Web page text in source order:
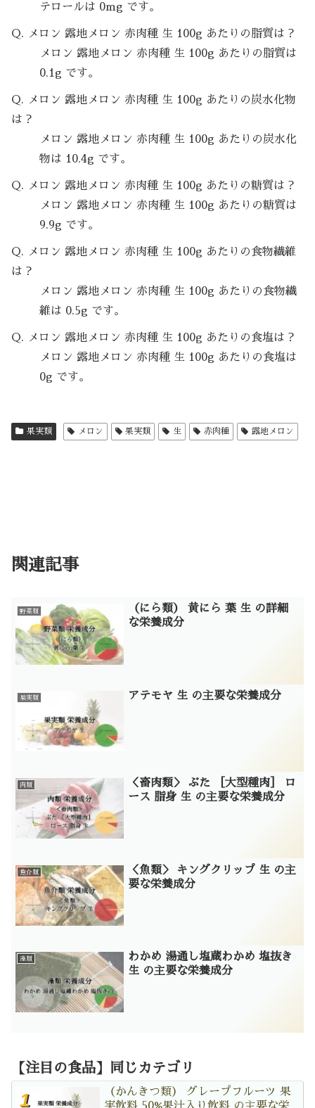
テロールは 0mg です。
Q. メロン 露地メロン 赤肉種 生 100g あたりの脂質は？
メロン 露地メロン 赤肉種 生 100g あたりの脂質は
0.1g です。
Q. メロン 露地メロン 赤肉種 生 100g あたりの炭水化物
は？
メロン 露地メロン 赤肉種 生 100g あたりの炭水化
物は 10.4g です。
Q. メロン 露地メロン 赤肉種 生 100g あたりの糖質は？
メロン 露地メロン 赤肉種 生 100g あたりの糖質は
9.9g です。
Q. メロン 露地メロン 赤肉種 生 100g あたりの食物繊維
は？
メロン 露地メロン 赤肉種 生 100g あたりの食物繊
維は 0.5g です。
Q. メロン 露地メロン 赤肉種 生 100g あたりの食塩は？
メロン 露地メロン 赤肉種 生 100g あたりの食塩は
0g です。
果実類 メロン 果実類 生 赤肉種 露地メロン
関連記事
野菜類
（にら類） 黄にら 葉 生 の詳細
な栄養成分
果実類 アテモヤ 生 の主要な栄養成分
肉類
＜畜肉類＞ ぶた ［大型種肉］ ロ
ース 脂身 生 の主要な栄養成分
魚介類
＜魚類＞ キングクリップ 生 の主
要な栄養成分
藻類
わかめ 湯通し塩蔵わかめ 塩抜き
生 の主要な栄養成分
【注目の食品】同じカテゴリ
（かんきつ類） グレープフルーツ 果
実飲料 50%果汁入り飲料 の主要な栄